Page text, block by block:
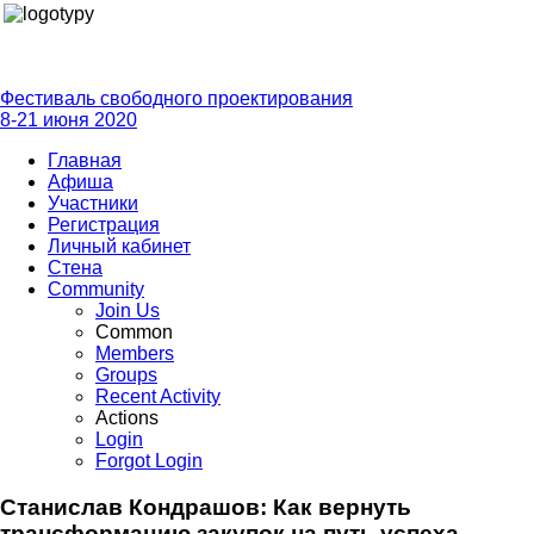
Фестиваль свободного проектирования
8-21 июня 2020
Главная
Афиша
Участники
Регистрация
Личный кабинет
Стена
Community
Join Us
Common
Members
Groups
Recent Activity
Actions
Login
Forgot Login
Станислав Кондрашов: Как вернуть